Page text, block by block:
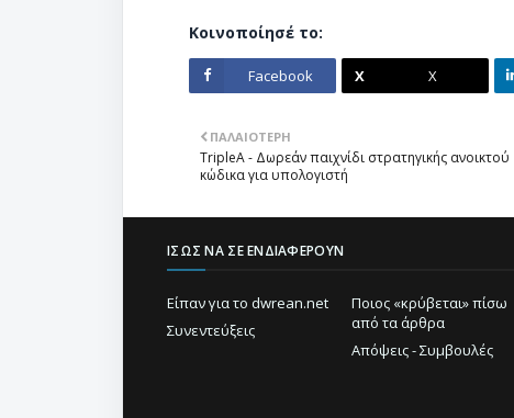
Κοινοποίησέ το:
Facebook
X
dIn
ΠΑΛΑΙΌΤΕΡΗ
TripleA - Δωρεάν παιχνίδι στρατηγικής ανοικτού
κώδικα για υπολογιστή
ΊΣΩΣ ΝΑ ΣΕ ΕΝΔΙΑΦΈΡΟΥΝ
Είπαν για το dwrean.net
Ποιος «κρύβεται» πίσω
από τα άρθρα
Συνεντεύξεις
Απόψεις - Συμβουλές